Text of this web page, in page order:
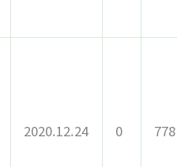
2020.12.24 0 778